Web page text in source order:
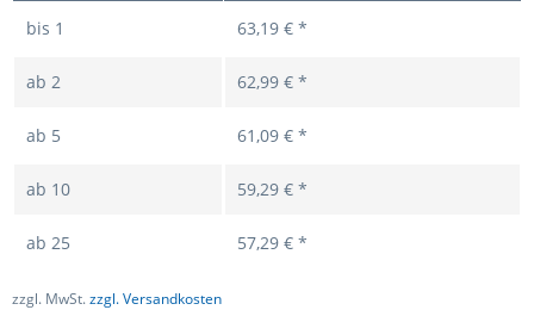
bis 1 63,19 € *
ab 2 62,99 € *
ab 5 61,09 € *
ab 10 59,29 € *
ab 25 57,29 € *
zzgl. MwSt.zzgl. Versandkosten